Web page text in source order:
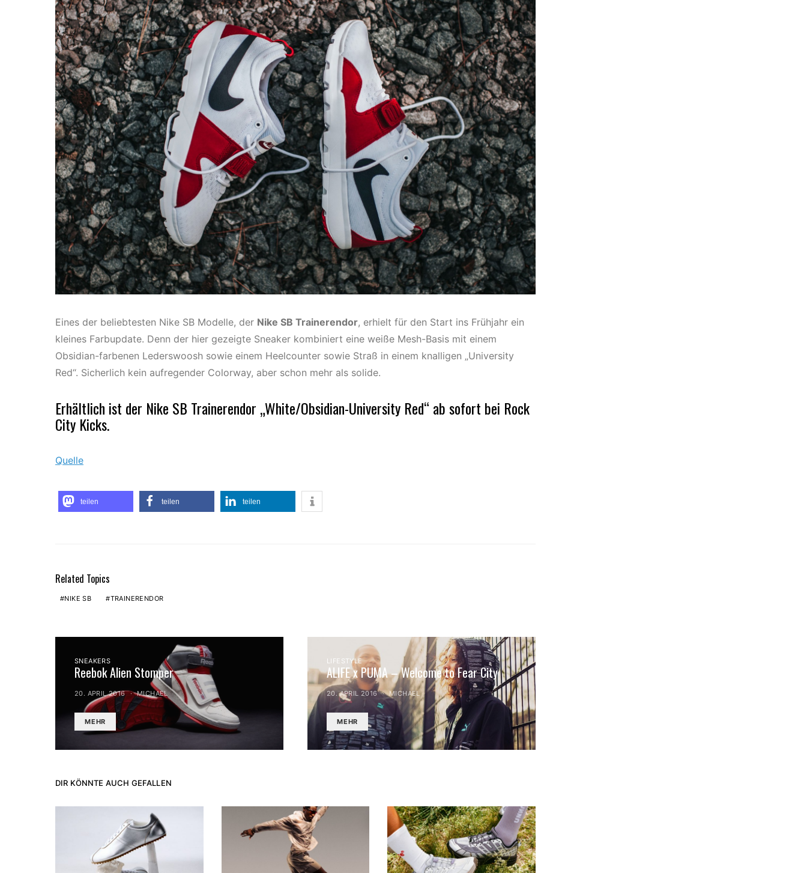
Eines der beliebtesten Nike SB Modelle, der Nike SB Trainerendor, erhielt für den Start ins Frühjahr ein
kleines Farbupdate. Denn der hier gezeigte Sneaker kombiniert eine weiße Mesh-Basis mit einem
Obsidian-farbenen Lederswoosh sowie einem Heelcounter sowie Straß in einem knalligen „University
Red“. Sicherlich kein aufregender Colorway, aber schon mehr als solide.
Erhältlich ist der Nike SB Trainerendor „White/Obsidian-University Red“ ab sofort bei Rock
City Kicks.
Quelle
teilen teilen teilen
Related Topics
NIKE SB TRAINERENDOR
SNEAKERS
Reebok Alien Stomper
20. APRIL 2016 MICHAEL
MEHR
LIFESTYLE
ALIFE x PUMA – Welcome to Fear City
20. APRIL 2016 MICHAEL
MEHR
DIR KÖNNTE AUCH GEFALLEN